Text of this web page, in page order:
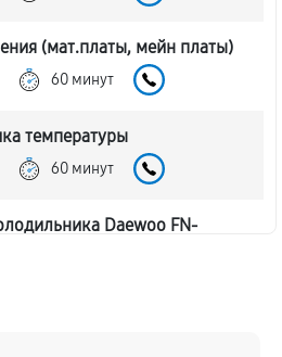
(мат.платы, мейн платы)
60 минут
температуры
60 минут
Daewoo FN-